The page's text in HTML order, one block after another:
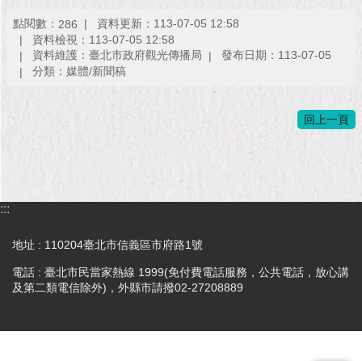
點閱數： 286
資料更新：113-07-05 12:58
資料檢視：113-07-05 12:58
資料維護：臺北市政府觀光傳播局
發布日期：113-07-05
分類：媒體/新聞稿
回上一頁
:::
地址 : 110204臺北市信義區市府路1號
電話 : 臺北市民當家熱線 1999(免付費電話服務，公共電話，放心講
及第二類電信除外)，外縣市請撥02-27208889